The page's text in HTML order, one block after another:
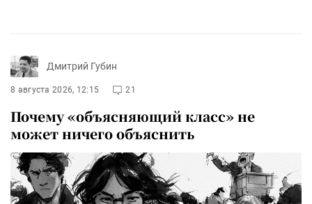
Дмитрий Губин
8 августа 2026, 12:15 21
Почему «объясняющий класс» не
может ничего объяснить